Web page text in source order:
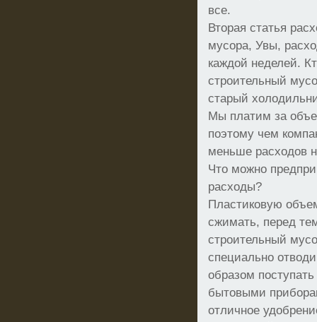
все.
Вторая статья
мусора, Увы,
каждой неделей.
строительный
старый
Мы платим за
поэтому чем
меньше расходов
Что можно
расходы?
Пластиковую
сжимать, перед
строительный
специально
образом
бытовыми
отличное